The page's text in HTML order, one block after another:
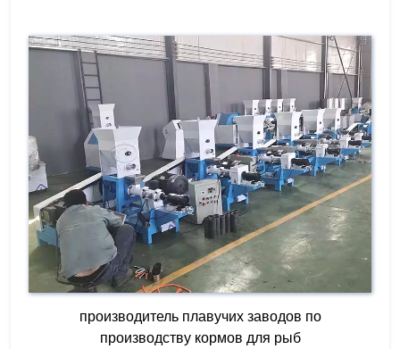
производитель плавучих заводов по
производству кормов для рыб